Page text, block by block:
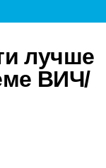
лучше
ВИЧ/